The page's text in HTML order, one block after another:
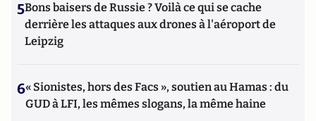
5Bons baisers de Russie ? Voilà ce qui se cache
derrière les attaques aux drones à l'aéroport de
Leipzig
6« Sionistes, hors des Facs », soutien au Hamas : du
GUD à LFI, les mêmes slogans, la même haine